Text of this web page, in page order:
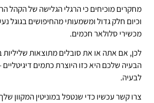
מחקרים מוכיחים כי הרגלי הגלישה של הקהל
וכיום חלק גדול ומשמעותי מהחיפושים בגוגל
מכשירי סלולאר חכמים.
לכן, אם אתה או את סובלים מתוצאות שליליות
הבעיה שלכם היא כזו היוצרת כתמים
לבעיה.
צרו קשר עכשיו כדי שנטפל במוניטין המקוון